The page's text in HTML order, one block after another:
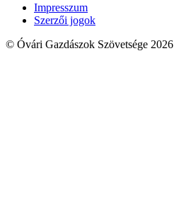
Impresszum
Szerzői jogok
© Óvári Gazdászok Szövetsége 2026